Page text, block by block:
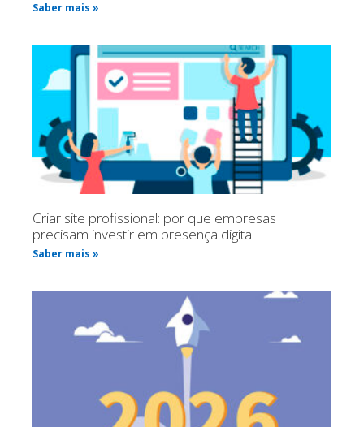
Saber mais »
Criar site profissional: por que empresas
precisam investir em presença digital
Saber mais »